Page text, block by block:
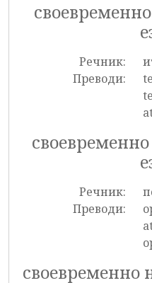
Речник:
Преводи:
Речник:
Преводи:
своевременно